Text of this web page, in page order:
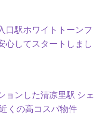
口駅ホワイトトーンフ
心してスタートしまし
ョンした清凉里駅 シェ
くの高コスパ物件